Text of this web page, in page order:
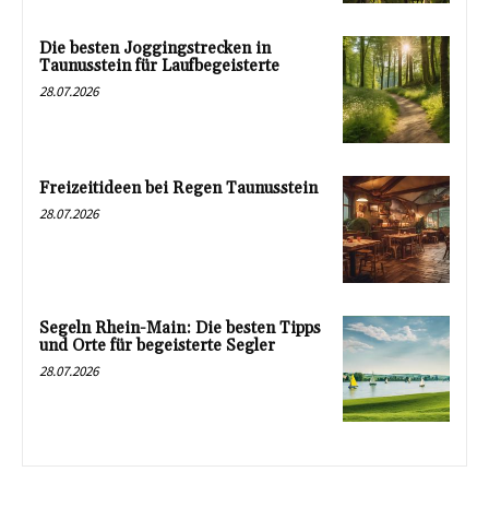
Die besten Joggingstrecken in
Taunusstein für Laufbegeisterte
28.07.2026
Freizeitideen bei Regen Taunusstein
28.07.2026
Segeln Rhein-Main: Die besten Tipps
und Orte für begeisterte Segler
28.07.2026